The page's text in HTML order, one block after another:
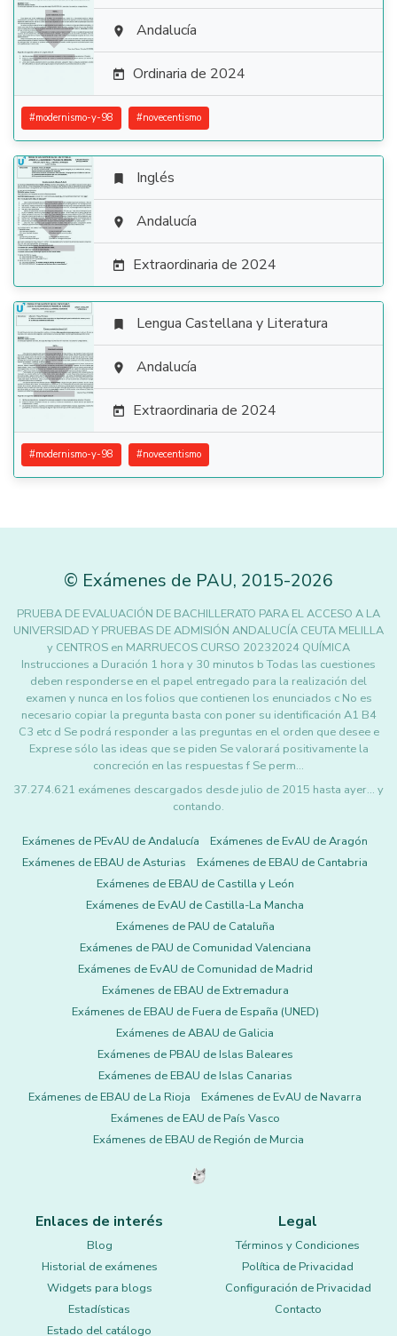
  Andalucía
 Ordinaria de 2024
#modernismo-y-98 #novecentismo

 Inglés
 Andalucía
 Extraordinaria de 2024

 Lengua Castellana y Literatura
 Andalucía
 Extraordinaria de 2024
#modernismo-y-98 #novecentismo
© Exámenes de PAU, 2015-2026
PRUEBA DE EVALUACIÓN DE BACHILLERATO PARA EL ACCESO A LA
UNIVERSIDAD Y PRUEBAS DE ADMISIÓN ANDALUCÍA CEUTA MELILLA
y CENTROS en MARRUECOS CURSO 20232024 QUÍMICA
Instrucciones a Duración 1 hora y 30 minutos b Todas las cuestiones
deben responderse en el papel entregado para la realización del
examen y nunca en los folios que contienen los enunciados c No es
necesario copiar la pregunta basta con poner su identificación A1 B4
C3 etc d Se podrá responder a las preguntas en el orden que desee e
Exprese sólo las ideas que se piden Se valorará positivamente la
concreción en las respuestas f Se perm…
37.274.621 exámenes descargados desde julio de 2015 hasta ayer... y
contando.
Exámenes de PEvAU de Andalucía
Exámenes de EvAU de Aragón
Exámenes de EBAU de Asturias
Exámenes de EBAU de Cantabria
Exámenes de EBAU de Castilla y León
Exámenes de EvAU de Castilla-La Mancha
Exámenes de PAU de Cataluña
Exámenes de PAU de Comunidad Valenciana
Exámenes de EvAU de Comunidad de Madrid
Exámenes de EBAU de Extremadura
Exámenes de EBAU de Fuera de España (UNED)
Exámenes de ABAU de Galicia
Exámenes de PBAU de Islas Baleares
Exámenes de EBAU de Islas Canarias
Exámenes de EBAU de La Rioja
Exámenes de EvAU de Navarra
Exámenes de EAU de País Vasco
Exámenes de EBAU de Región de Murcia
Enlaces de interés
Blog
Historial de exámenes
Widgets para blogs
Estadísticas
Estado del catálogo
Legal
Términos y Condiciones
Política de Privacidad
Configuración de Privacidad
Contacto